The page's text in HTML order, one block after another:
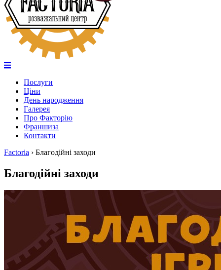
Послуги
Ціни
День народження
Галерея
Про Факторію
Франшиза
Контакти
Factoria › Благодійні заходи
Благодійні заходи